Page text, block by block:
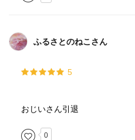
ふるさとのねこさん
5
おじいさん引退
0